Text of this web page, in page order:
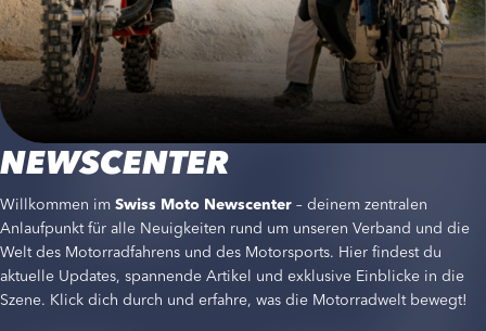
NEWSCENTER
Willkommen im Swiss Moto Newscenter – deinem zentralen
Anlaufpunkt für alle Neuigkeiten rund um unseren Verband und die
Welt des Motorradfahrens und des Motorsports. Hier findest du
aktuelle Updates, spannende Artikel und exklusive Einblicke in die
Szene. Klick dich durch und erfahre, was die Motorradwelt bewegt!